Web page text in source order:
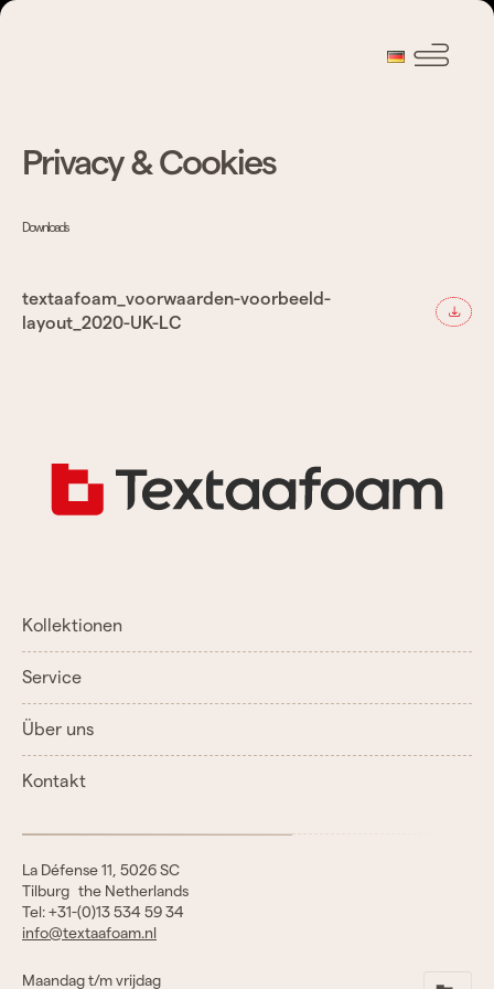
Privacy & Cookies
Downloads
textaafoam_voorwaarden-voorbeeld-
layout_2020-UK-LC
Kollektionen
Service
Über uns
Kontakt
La Défense 11, 5026 SC
Tilburg the Netherlands
Tel: +31-(0)13 534 59 34
info@textaafoam.nl
Maandag t/m vrijdag